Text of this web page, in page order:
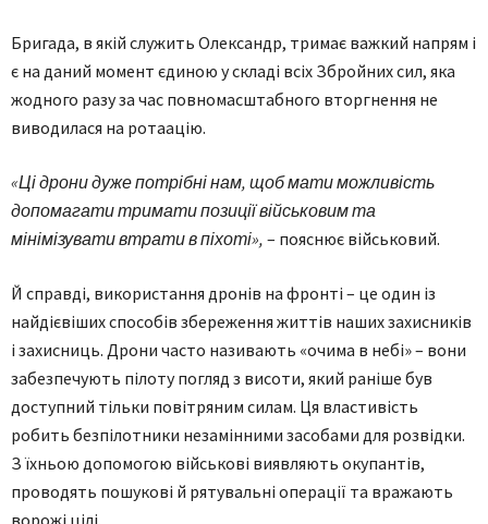
Бригада, в якій служить Олександр, тримає важкий напрям і
є на даний момент єдиною у складі всіх Збройних сил, яка
жодного разу за час повномасштабного вторгнення не
виводилася на ротаацію.
«Цідронидужепотрібнінам, щобматиможливість
допомагати триматипозиціївійськовимта
мінімізувативтративпіхоті», – пояснює військовий.
Й справді, використання дронів на фронті – це один із
найдієвіших способів збереження життів наших захисників
і захисниць. Дрони часто називають «очима в небі» – вони
забезпечують пілоту погляд з висоти, який раніше був
доступний тільки повітряним силам. Ця властивість
робить безпілотники незамінними засобами для розвідки.
З їхньою допомогою військові виявляють окупантів,
проводять пошукові й рятувальні операції та вражають
ворожі цілі.